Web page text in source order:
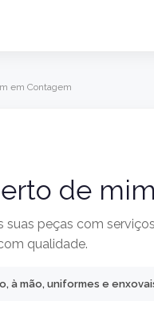
em Contagem
de
suas peças com
qualidade.
à mão, uniformes e